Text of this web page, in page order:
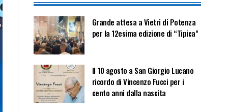
Grande attesa a Vietri di Potenza
per la 12esima edizione di “Tipica”
Il 10 agosto a San Giorgio Lucano
ricordo di Vincenzo Fucci per i
cento anni dalla nascita